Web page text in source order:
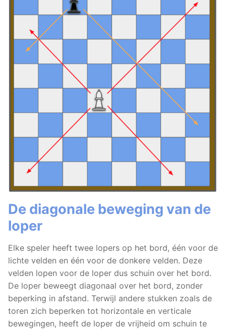
De diagonale beweging van de
loper
Elke speler heeft twee lopers op het bord, één voor de
lichte velden en één voor de donkere velden. Deze
velden lopen voor de loper dus schuin over het bord.
De loper beweegt diagonaal over het bord, zonder
beperking in afstand. Terwijl andere stukken zoals de
toren zich beperken tot horizontale en verticale
bewegingen, heeft de loper de vrijheid om schuin te